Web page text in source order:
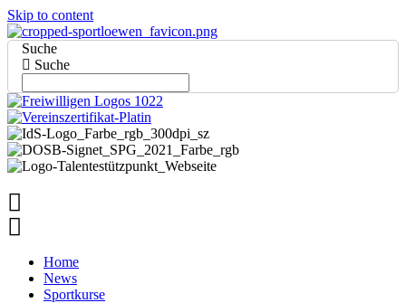
Skip to content
Suche
Suche
Home
News
Sportkurse